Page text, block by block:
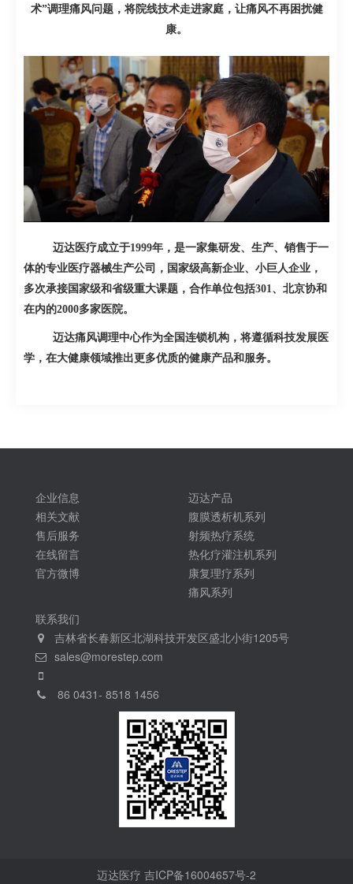
术”调理痛风问题，将院线技术走进家庭，让痛风不再困扰健
康。
迈达医疗成立于1999年，是一家集研发、生产、销售于一
体的专业医疗器械生产公司，国家级高新企业、小巨人企业，
多次承接国家级和省级重大课题，合作单位包括301、北京协和
在内的2000多家医院。
迈达痛风调理中心作为全国连锁机构，将遵循科技发展医
学，在大健康领域推出更多优质的健康产品和服务。
企业信息
相关文献
售后服务
在线留言
官方微博
迈达产品
腹膜透析机系列
射频热疗系统
热化疗灌注机系列
康复理疗系列
痛风系列
联系我们
吉林省长春新区北湖科技开发区盛北小街1205号
sales@morestep.com
86 0431- 8518 1456
迈达医疗 吉ICP备16004657号-2